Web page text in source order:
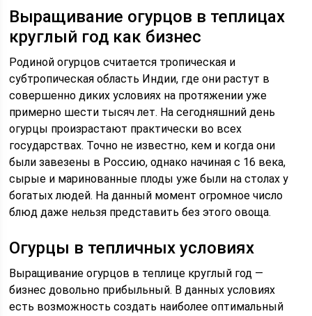
Выращивание огурцов в теплицах
круглый год как бизнес
Родиной огурцов считается тропическая и
субтропическая область Индии, где они растут в
совершенно диких условиях на протяжении уже
примерно шести тысяч лет. На сегодняшний день
огурцы произрастают практически во всех
государствах. Точно не известно, кем и когда они
были завезены в Россию, однако начиная с 16 века,
сырые и маринованные плоды уже были на столах у
богатых людей. На данный момент огромное число
блюд даже нельзя представить без этого овоща.
Огурцы в тепличных условиях
Выращивание огурцов в теплице круглый год —
бизнес довольно прибыльный. В данных условиях
есть возможность создать наиболее оптимальный